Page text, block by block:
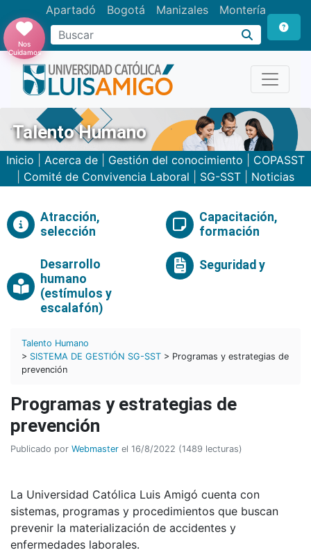
Apartadó Bogotá Manizales Montería
Buscar
Nos
Cuidamos
Talento Humano
Inicio Acerca de Gestión del conocimiento
COPASST
Comité de Convivencia Laboral SG-SST Noticias
Atracción,
selección
Capacitación,
formación
Desarrollo
humano
(estímulos y
escalafón)
Seguridad y
Talento Humano
> SISTEMA DE GESTIÓN SG-SST > Programas y estrategias de
prevención
Programas y estrategias de
prevención
Publicado por Webmaster el 16/8/2022 (1489 lecturas)
La Universidad Católica Luis Amigó cuenta con
sistemas, programas y procedimientos que buscan
prevenir la materialización de accidentes y
enfermedades laborales.